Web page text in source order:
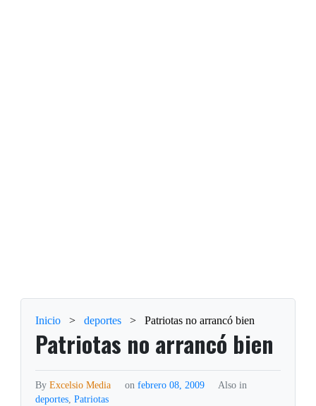
Inicio > deportes > Patriotas no arrancó bien
Patriotas no arrancó bien
ByExcelsio Media on febrero 08, 2009
Also in
deportes,Patriotas